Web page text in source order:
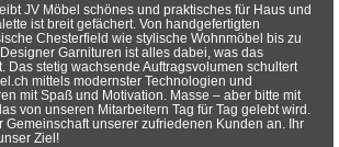
JV Möbel schönes und praktisches für Haus und
ist breit gefächert. Von handgefertigten
Chesterfield wie stylische Wohnmöbel bis zu
Garnituren ist alles dabei, was das
Das stetig wachsende Auftragsvolumen schultert
mittels modernster Technologien und
mit Spaß und Motivation. Masse – aber bitte mit
von unseren Mitarbeitern Tag für Tag gelebt wird.
Gemeinschaft unserer zufriedenen Kunden an. Ihr
Ziel!